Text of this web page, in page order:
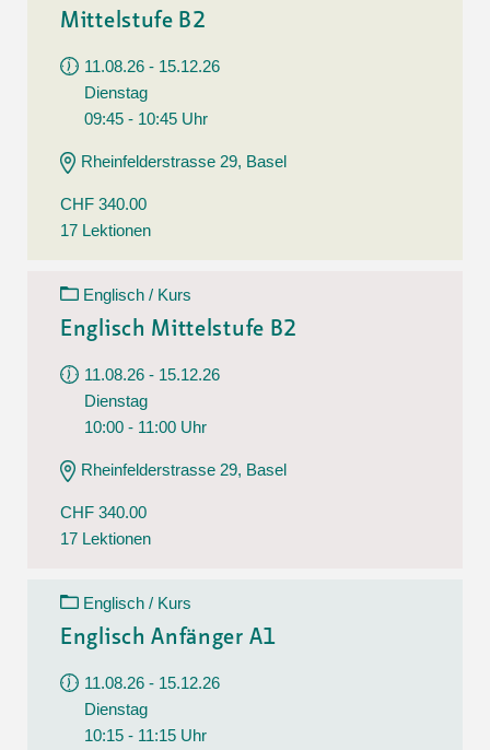
Mittelstufe B2
11.08.26 - 15.12.26
Dienstag
09:45 - 10:45 Uhr
Rheinfelderstrasse 29, Basel
CHF 340.00
17 Lektionen
Englisch / Kurs
Englisch Mittelstufe B2
11.08.26 - 15.12.26
Dienstag
10:00 - 11:00 Uhr
Rheinfelderstrasse 29, Basel
CHF 340.00
17 Lektionen
Englisch / Kurs
Englisch Anfänger A1
11.08.26 - 15.12.26
Dienstag
10:15 - 11:15 Uhr